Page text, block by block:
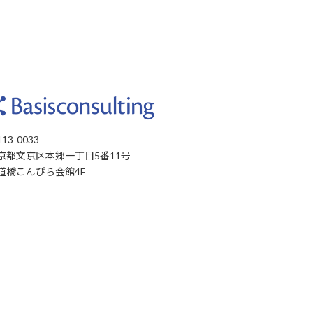
0033
都文京区本郷一丁目5番11号
橋こんぴら会館4F